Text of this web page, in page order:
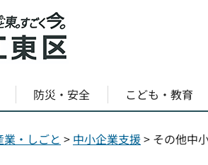
防災・安全 こども・教育
業・しごと > 中小企業支援> その他中